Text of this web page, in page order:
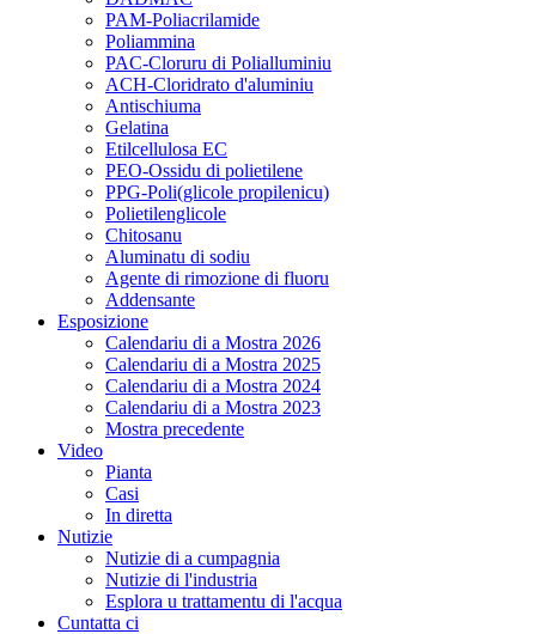
PAM-Poliacrilamide
Poliammina
PAC-Cloruru di Polialluminiu
ACH-Cloridrato d'aluminiu
Antischiuma
Gelatina
Etilcellulosa EC
PEO-Ossidu di polietilene
PPG-Poli(glicole propilenicu)
Polietilenglicole
Chitosanu
Aluminatu di sodiu
Agente di rimozione di fluoru
Addensante
Esposizione
Calendariu di a Mostra 2026
Calendariu di a Mostra 2025
Calendariu di a Mostra 2024
Calendariu di a Mostra 2023
Mostra precedente
Video
Pianta
Casi
In diretta
Nutizie
Nutizie di a cumpagnia
Nutizie di l'industria
Esplora u trattamentu di l'acqua
Cuntatta ci